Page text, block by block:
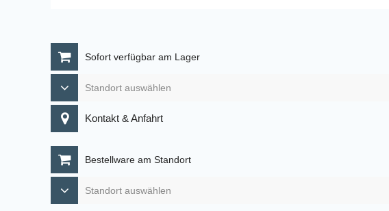
Sofort verfügbar am Lager
Kontakt & Anfahrt
Bestellware am Standort